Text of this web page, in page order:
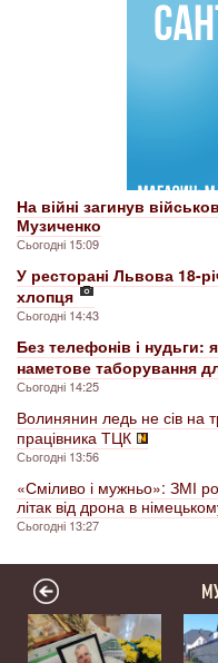
На війні загинув
Музиченко
Сьогодні 15:09
У ресторані Львова 18-
хлопця
Сьогодні 14:43
Без телефонів і нудьги:
наметове таборування
Сьогодні 14:25
Волинянин ледь не сів на
працівника ТЦК
Сьогодні 13:56
«Сміливо і мужньо»: ЗМІ
літак від дрона в
Сьогодні 13:27